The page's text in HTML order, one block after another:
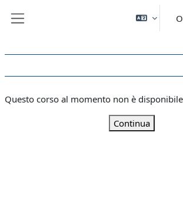
Questo corso al momento non è
Continua